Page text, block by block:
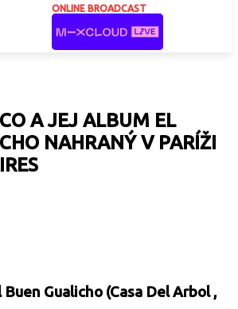
ONLINE BROADCAST
A JEJ ALBUM EL
NAHRANÝ V PARÍŽI
Gualicho (Casa Del Arbol ,